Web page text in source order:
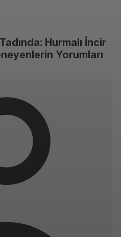
Hurmalı İncir
Yorumları